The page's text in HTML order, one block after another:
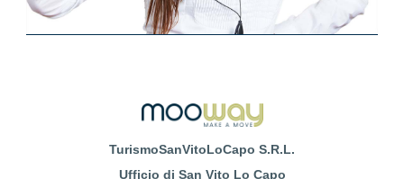
TurismoSanVitoLoCapo S.R.L.
Ufficio di San Vito Lo Capo